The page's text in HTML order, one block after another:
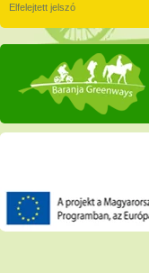
Elfelejtett jelszó